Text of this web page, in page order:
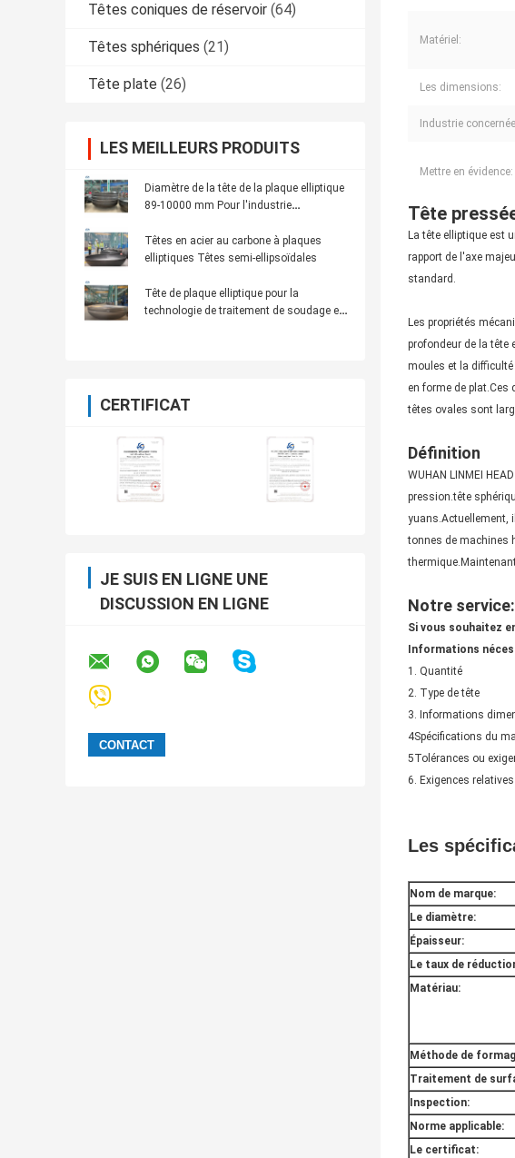
Têtes coniques de réservoir (64)
Têtes sphériques (21)
Tête plate (26)
LES MEILLEURS PRODUITS
Diamètre de la tête de la plaque elliptique
89-10000 mm Pour l'industrie
Têtes en acier au carbone à plaques
elliptiques Têtes semi-ellipsoïdales
Tête de plaque elliptique pour la
technologie de traitement de soudage en
CERTIFICAT
JE SUIS EN LIGNE UNE
DISCUSSION EN LIGNE
Matériel:
Les dimensions:
Industrie
Mettre en évidence:
Tête
La tête elliptique est
rapport de l'axe
standard.
Les propriétés
profondeur de la tête
moules et la
en forme de
têtes ovales sont
Définition
WUHAN LINMEI
pression.tête
yuans.Actuellement,
tonnes de machines
Notre service:
Si vous souhaitez
Informations
1. Quantité
2. Type de tête
3. Informations
4Spécifications du
5Tolérances ou
6. Exigences relatives
Les
Nom de marque:
Le diamètre:
Épaisseur:
Le taux de
Matériau:
Méthode de
Traitement de
Inspection:
Norme applicable:
Le certificat: